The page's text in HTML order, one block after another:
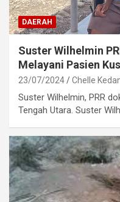
DAERAH
Suster Wilhelmin
Melayani Pasien
23/07/2024 Chelle
Suster Wilhelmin, PRR
Tengah Utara. Suster